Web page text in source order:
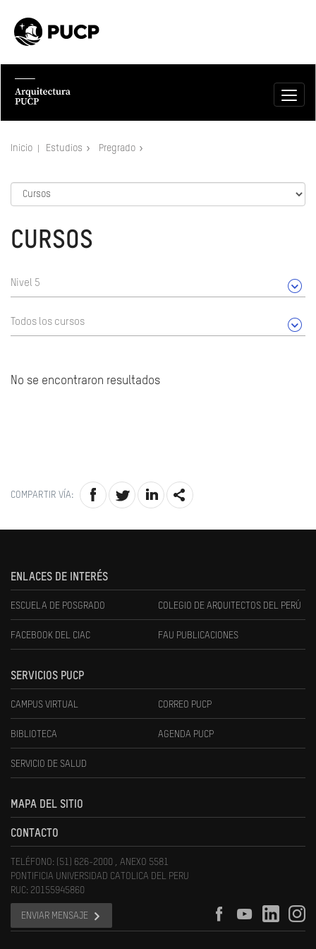
Inicio Estudios Pregrado
CURSOS
Nivel 5
Todos los cursos
No se encontraron resultados
COMPARTIR VÍA:
ENLACES DE INTERÉS
ESCUELA DE POSGRADO COLEGIO DE ARQUITECTOS DEL PERÚ
FACEBOOK DEL CIAC FAU PUBLICACIONES
SERVICIOS PUCP
CAMPUS VIRTUAL CORREO PUCP
BIBLIOTECA AGENDA PUCP
SERVICIO DE SALUD
MAPA DEL SITIO
CONTACTO
TELÉFONO: (51) 626-2000 , ANEXO 5581
PONTIFICIA UNIVERSIDAD CATOLICA DEL PERU
RUC: 20155945860
ENVIAR MENSAJE